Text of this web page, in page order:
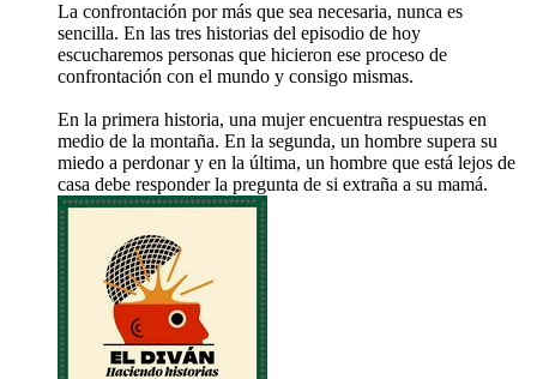
La confrontación por más que sea necesaria, nunca es
sencilla. En las tres historias del episodio de hoy
escucharemos personas que hicieron ese proceso de
confrontación con el mundo y consigo mismas.
En la primera historia, una mujer encuentra respuestas en
medio de la montaña. En la segunda, un hombre supera su
miedo a perdonar y en la última, un hombre que está lejos de
casa debe responder la pregunta de si extraña a su mamá.